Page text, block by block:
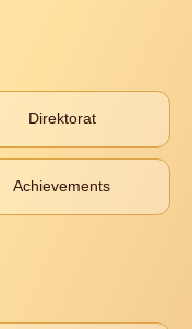
Direktorat
Achievements